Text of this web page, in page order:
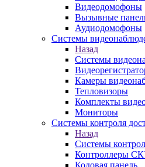
Видеодомофоны
Вызывные
Аудиодомофоны
Системы
Назад
Системы
Камеры
Тепловизоры
Комплекты
Мониторы
Системы контроля
Назад
Системы
Контроллеры
Кодовая панель